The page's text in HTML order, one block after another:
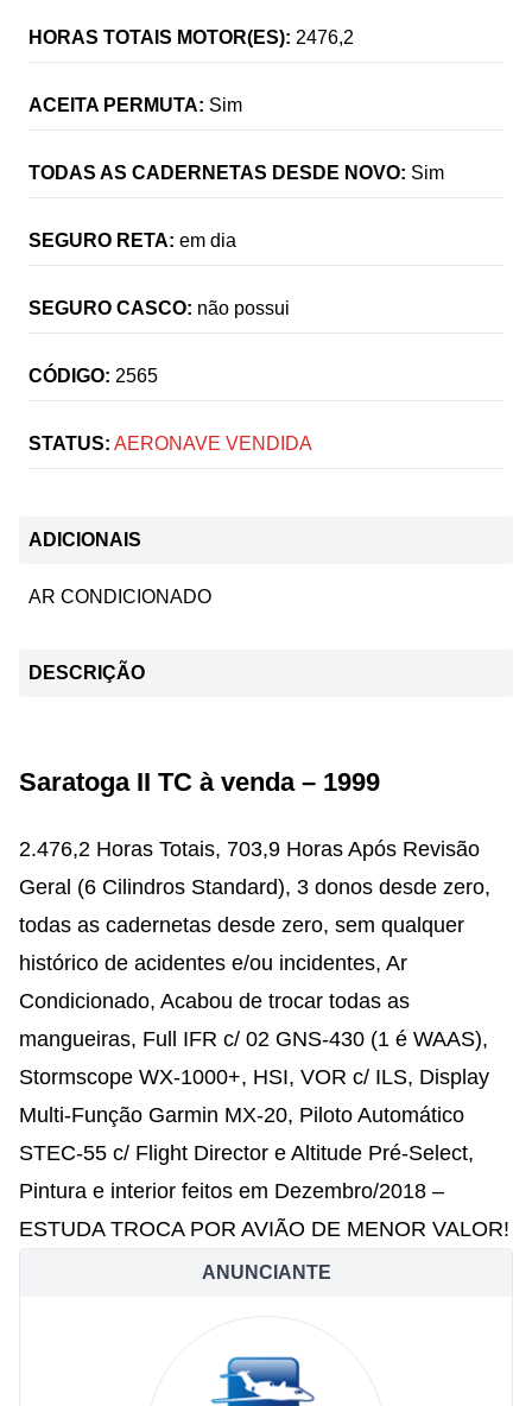
HORAS TOTAIS MOTOR(ES): 2476,2
ACEITA PERMUTA: Sim
TODAS AS CADERNETAS DESDE NOVO: Sim
SEGURO RETA: em dia
SEGURO CASCO: não possui
CÓDIGO: 2565
STATUS: AERONAVE VENDIDA
ADICIONAIS
AR CONDICIONADO
DESCRIÇÃO
Saratoga II TC à venda – 1999
2.476,2 Horas Totais, 703,9 Horas Após Revisão
Geral (6 Cilindros Standard), 3 donos desde zero,
todas as cadernetas desde zero, sem qualquer
histórico de acidentes e/ou incidentes, Ar
Condicionado, Acabou de trocar todas as
mangueiras, Full IFR c/ 02 GNS-430 (1 é WAAS),
Stormscope WX-1000+, HSI, VOR c/ ILS, Display
Multi-Função Garmin MX-20, Piloto Automático
STEC-55 c/ Flight Director e Altitude Pré-Select,
Pintura e interior feitos em Dezembro/2018 –
ESTUDA TROCA POR AVIÃO DE MENOR VALOR!
ANUNCIANTE